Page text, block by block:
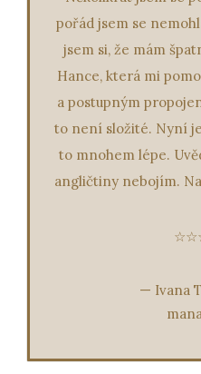
pořád jsem se
jsem si, že mám
Hance, která mi
a postupným
to není složité. Nyní
to mnohem lépe.
angličtiny nebojím.
— Ivana